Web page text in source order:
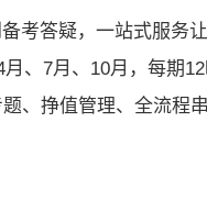
考答疑，一站式服务让
、7月、10月，每期
、挣值管理、全流程